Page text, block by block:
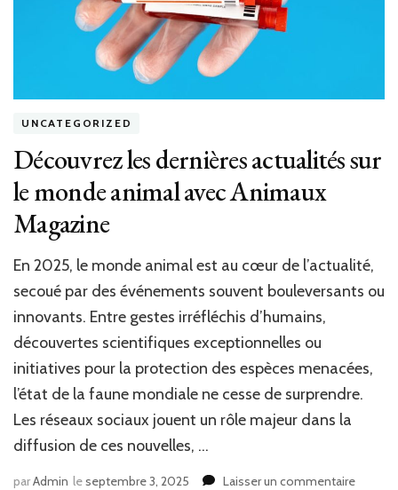
UNCATEGORIZED
Découvrez les dernières actualités sur
le monde animal avec Animaux
Magazine
En 2025, le monde animal est au cœur de l’actualité,
secoué par des événements souvent bouleversants ou
innovants. Entre gestes irréfléchis d’humains,
découvertes scientifiques exceptionnelles ou
initiatives pour la protection des espèces menacées,
l’état de la faune mondiale ne cesse de surprendre.
Les réseaux sociaux jouent un rôle majeur dans la
diffusion de ces nouvelles, …
parAdmin leseptembre 3, 2025 Laisser un commentairesur